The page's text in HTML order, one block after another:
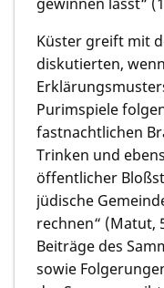
Küster greift mit
diskutierten,
Purimspiele
fastnachtlichen
Trinken und
öffentlicher
jüdische
rechnen“ (Matut,
Beiträge des
sowie